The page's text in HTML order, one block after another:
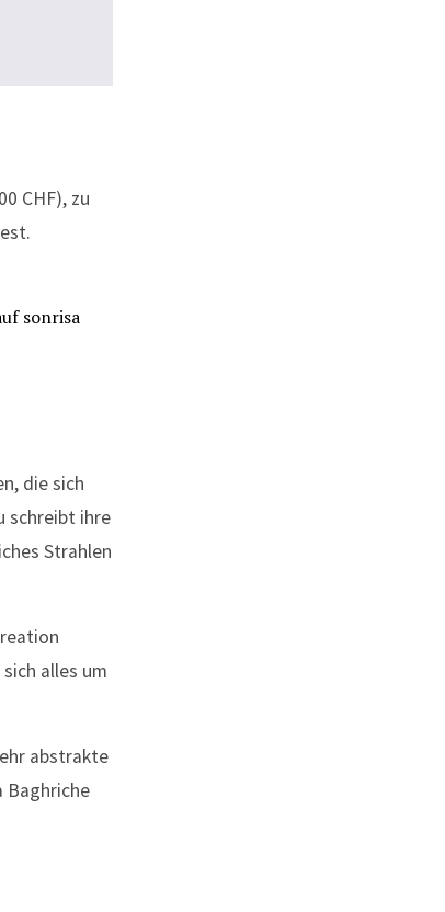
CHF), zu
die sich
schreibt ihre
Strahlen
alles um
abstrakte
Baghriche